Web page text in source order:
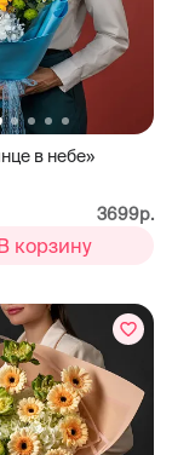
в небе»
3699р.
корзину